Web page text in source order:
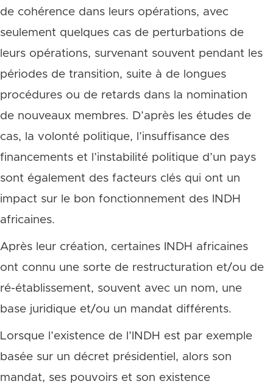
de cohérence dans leurs opérations, avec
seulement quelques cas de perturbations de
leurs opérations, survenant souvent pendant les
périodes de transition, suite à de longues
procédures ou de retards dans la nomination
de nouveaux membres. D’après les études de
cas, la volonté politique, l’insuffisance des
financements et l’instabilité politique d’un pays
sont également des facteurs clés qui ont un
impact sur le bon fonctionnement des INDH
africaines.
Après leur création, certaines INDH africaines
ont connu une sorte de restructuration et/ou de
ré-établissement, souvent avec un nom, une
base juridique et/ou un mandat différents.
Lorsque l’existence de l’INDH est par exemple
basée sur un décret présidentiel, alors son
mandat, ses pouvoirs et son existence